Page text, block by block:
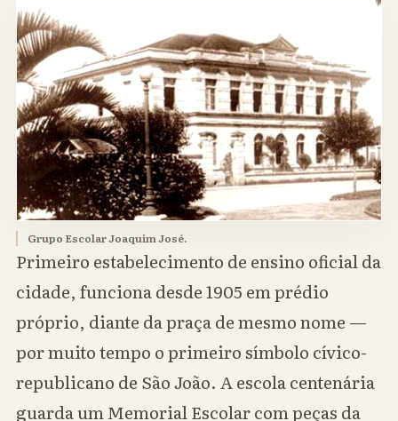
Grupo Escolar Joaquim José.
Primeiro estabelecimento de ensino oficial da
cidade, funciona desde 1905 em prédio
próprio, diante da praça de mesmo nome —
por muito tempo o primeiro símbolo cívico-
republicano de São João. A escola centenária
guarda um Memorial Escolar com peças da